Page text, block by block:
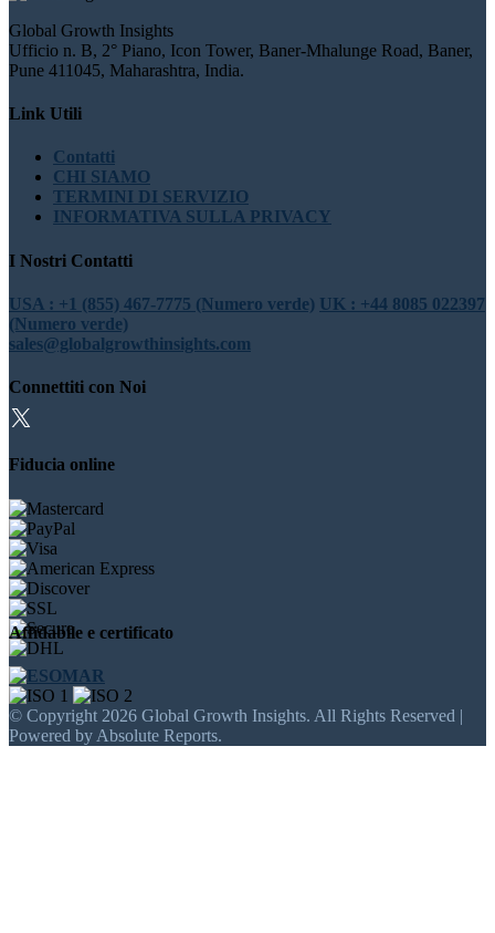
Global Growth Insights
Ufficio n. B, 2° Piano, Icon Tower, Baner-Mhalunge Road, Baner,
Pune 411045, Maharashtra, India.
Link Utili
Contatti
CHI SIAMO
TERMINI DI SERVIZIO
INFORMATIVA SULLA PRIVACY
I Nostri Contatti
USA : +1 (855) 467-7775 (Numero verde) UK : +44 8085 022397
(Numero verde)
sales@globalgrowthinsights.com
Connettiti con Noi
Fiducia online
Affidabile e certificato
© Copyright 2026 Global Growth Insights. All Rights Reserved |
Powered by Absolute Reports.